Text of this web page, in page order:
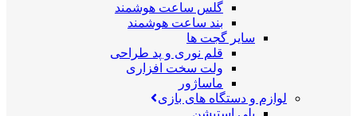
گلس ساعت هوشمند
بند ساعت هوشمند
سایر گجت ها
قلم نوری و پد طراحی
ولت سخت افزاری
ماساژور
لوازم و دستگاه های بازی